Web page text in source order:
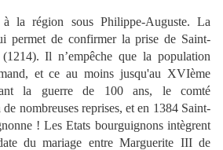
à la région sous Philippe-Auguste. La
permet de confirmer la prise de Saint-
Il n’empêche que la population
et ce au moins jusqu'au XVIème
la guerre de 100 ans, le comté
nombreuses reprises, et en 1384 Saint-
! Les Etats bourguignons intègrent
du mariage entre Marguerite III de